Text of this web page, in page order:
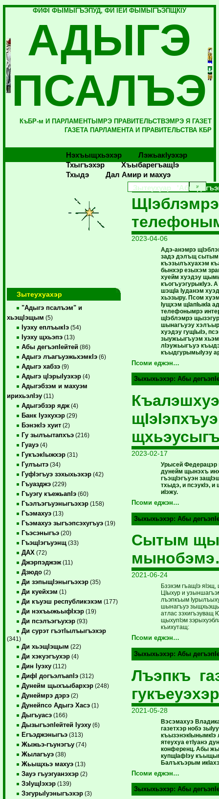
ФИФI ФЫМЫГЪЭПУД, ФИ IЕЙ ФЫМЫГЪЭПЩКIУ
АДЫГЭ
ПСАЛЪЭ
КъБР-м И ПАРЛАМЕНТЫМРЭ ПРАВИТЕЛЬСТВЭМРЭ Я ГАЗЕТ
ГАЗЕТА ПАРЛАМЕНТА И ПРАВИТЕЛЬСТВА КБР
Нэхъыщхьэхэр
Лэжьакlуэхэр
Тхыгъэхэр
Хъыбарегъащlэ
Тхыдэ
Дал Амир и махуэ
Зытеухуахэр
"Адыгэ псалъэм" и
хьэщIэщым (5)
Iуэху еплъыкIэ (54)
Iуэху щхьэпэ (13)
Абы дегъэпIейтей (86)
Адыгэ лъагъуэжьхэмкIэ (6)
Адыгэ хабзэ (9)
Адыгэ цIэрыIуэхэр (4)
Адыгэбзэм и махуэм
ирихьэлIэу (11)
Адыгэбзэр ядж (4)
Банк Iуэхухэр (29)
БэнэкIэ хуит (2)
Гу зылъытапхъэ (216)
Гуауэ (4)
ГукъэкIыжхэр (31)
Гулъытэ (34)
ГуфIэгъуэ зэхыхьэхэр (42)
Гъуазджэ (229)
Гъуэгу къежьапIэ (60)
Гъэлъэгъуэныгъэхэр (158)
Гъэмахуэ (13)
Гъэмахуэ зыгъэпсэхугъуэ (19)
Гъэсэныгъэ (20)
ГъэщIэгъуэнщ (33)
ДАХ (72)
Джэрпэджэж (11)
Дзюдо (2)
Ди зэпыщIэныгъэхэр (35)
Ди куейхэм (1)
Ди къуэш республикэхэм (177)
Ди нэхъыжьыфIхэр (19)
Ди псэлъэгъухэр (93)
Ди сурэт гъэтIылъыгъэхэр
(341)
Ди хьэщIэщым (22)
Ди хэкуэгъухэр (4)
Дин Iуэху (112)
ДифI догъэлъапIэ (312)
Дунейм щыхъыбархэр (248)
Дунеймрэ дэрэ (2)
Дунейпсо Адыгэ Хасэ (1)
Дыгъуасэ (166)
ДызыгъэпIейтей Iуэху (6)
Егъэджэныгъэ (313)
Жыжьэ-гъунэгъу (74)
Жылагъуэ (38)
Жьыщхьэ махуэ (13)
Зауэ гъуэгуанэхэр (2)
ЗэIущIэхэр (139)
ЗэгурыIуэныгъэхэр (3)
Зытеухуар 'Абы
ЩIэблэмрэ
2023-04-06
Адэ-анэмрэ
задэ дэлъщ сытым
къэзылъхуахэм
бынхэр езыхэм
хуейм хуэдэу
къогъуэгурыкIуэ.
шэщIа Iуданэм
хьэзыру. Псом
Iущхэм щIапIыкIа
телефонымрэ
щIэблэмрэ
шынагъуэу
хуэдэу гущIыIэ,
зыужьыгъуэм
лIэужьыгъуэ
къыдгурымыIуэу
Псоми еджэн…
Зыхыхьэхэр: Абы
2023-02-17
Урысей Федерацэр
дунейм щынэхъ
гъэщIэгъуэн
тхыдэ, и псэукIэ, и
иIэжу.
Псоми еджэн…
Зыхыхьэхэр: Абы
Сытым
2021-06-24
Бзэхэм гъащIэ яIэщ,
ЦIыхур и
лъэпкъым
шынагъуэ
атлас
щыхупIэм
къихутащ:
Псоми еджэн…
Зыхыхьэхэр: Абы
Лъэпкъ
гукъеуэхэр
2021-05-28
Вэсэмахуэ
газетхэр нобэ
къызэнэкIынымкIэ
ятеухуа етIуанэ
конференц. Абы
купщIафIэу
Балъкъэрым
Псоми еджэн…
Зыхыхьэхэр: Абы